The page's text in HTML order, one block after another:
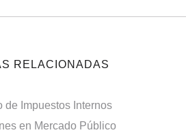
RELACIONADAS
de Impuestos Internos
en Mercado Público